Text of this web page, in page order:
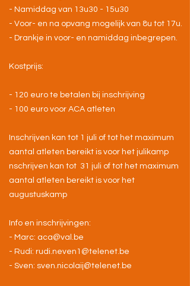
- Namiddag van 13u30 - 15u30
- Voor- en na opvang mogelijk van 8u tot 17u.
- Drankje in voor- en namiddag inbegrepen.
Kostprijs:
- 120 euro te betalen bij inschrijving
- 100 euro voor ACA atleten
Inschrijven kan tot 1 juli of tot het maximum
aantal atleten bereikt is voor het julikamp
nschrijven kan tot 31 juli of tot het maximum
aantal atleten bereikt is voor het
augustuskamp
Info en inschrijvingen:
- Marc: aca@val.be
- Rudi: rudi.neven1@telenet.be
- Sven: sven.nicolaij@telenet.be